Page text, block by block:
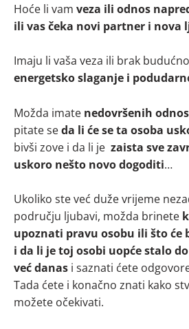
Hoće li vam veza ili odnos
ili vas čeka novi partner i nova
Imaju li vaša veza ili brak
energetsko slaganje i
Možda imate nedovršenih
pitate seda li će se ta osoba
bivši zove i da li je zaista sve
uskoro nešto novo dogoditi…
Ukoliko ste već duže vrijeme
području ljubavi, možda brinete
upoznati pravu osobu ili što će
i da li je toj osobi uopće stalo
već danas i saznati ćete
Tada ćete i konačno znati kako
možete očekivati.